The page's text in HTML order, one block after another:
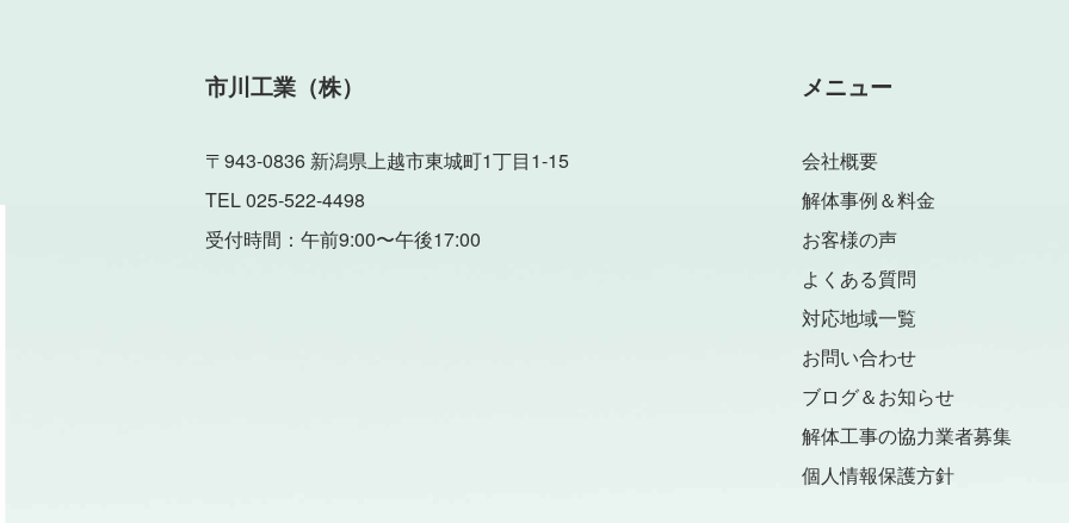
市川工業（株）
〒943-0836 新潟県上越市東城町1丁目1-15
TEL 025-522-4498
受付時間：午前9:00〜午後17:00
メニュー
会社概要
解体事例＆料金
お客様の声
よくある質問
対応地域一覧
お問い合わせ
ブログ＆お知らせ
解体工事の協力業者募集
個人情報保護方針